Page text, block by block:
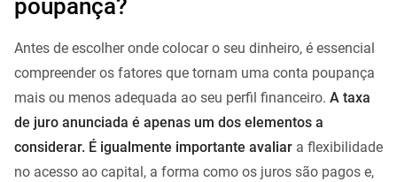
poupança?
Antes de escolher onde colocar o seu dinheiro, é essencial
compreender os fatores que tornam uma conta poupança
mais ou menos adequada ao seu perfil financeiro. A taxa
de juro anunciada é apenas um dos elementos a
considerar. É igualmente importante avaliar a flexibilidade
no acesso ao capital, a forma como os juros são pagos e,